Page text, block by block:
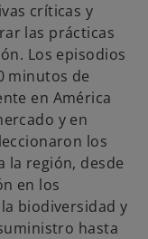
críticas y
las prácticas
Los episodios
minutos de
en América
y en
los
la región, desde
en los
biodiversidad y
hasta